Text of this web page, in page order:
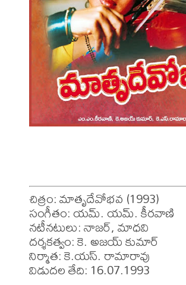
చిత్రం: మాతృదేవోభవ (1993)
సంగీతం: యమ్. యమ్. కీరవాణి
నటీనటులు: నాజర్, మాధవి
దర్శకత్వం: కె. అజయ్ కుమార్
నిర్మాత: కె.యస్. రామారావు
విడుదల తేది: 16.07.1993